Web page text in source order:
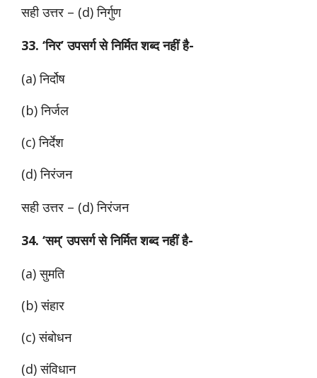
सही उत्तर – (d) निर्गुण
33. ‘निर’ उपसर्ग से निर्मित शब्द नहीं है-
(a) निर्दोष
(b) निर्जल
(c) निर्देश
(d) निरंजन
सही उत्तर – (d) निरंजन
34. ‘सम्’ उपसर्ग से निर्मित शब्द नहीं है-
(a) सुमति
(b) संहार
(c) संबोधन
(d) संविधान